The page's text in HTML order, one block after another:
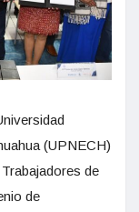
(UPNECH)
de
de